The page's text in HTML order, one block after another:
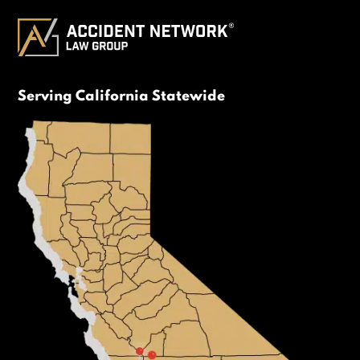
Serving California Statewide